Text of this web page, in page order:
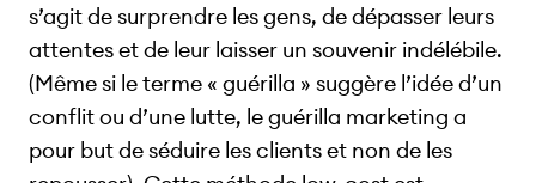
s’agit de surprendre les gens, de dépasser leurs
attentes et de leur laisser un souvenir indélébile.
(Même si le terme « guérilla » suggère l’idée d’un
conflit ou d’une lutte, le guérilla marketing a
pour but de séduire les clients et non de les